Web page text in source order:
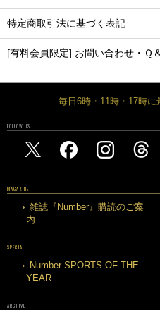
特定商取引法に基づく表記
[有料会員限定] お問い合わせ・Ｑ
毎日6時・11時・17時
FOLLOW US
MAGAZINE
雑誌『Number』購読のご案
内
SPECIAL
Number SPORTS OF THE
YEAR
ARCHIVE